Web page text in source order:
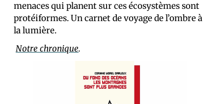
menaces qui planent sur ces écosystèmes sont
protéiformes. Un carnet de voyage de l’ombre à
la lumière.
Notre chronique.